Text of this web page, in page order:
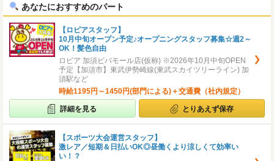
あなたにおすすめのパート
【ロピアスタッフ】
10月中旬オープン予定♪オープニングスタッフ募集☆週2～
OK！髪色自由
ロピア 加須ビバモール店(仮称) ※2026年10月中旬OPEN
予定【加須市】東武伊勢崎線(東武スカイツリーライン) 加
須駅など
時給1195円～1450円(部門による)＋交通費（社内規定）
詳細を見る とりあえず保存
【スポーツ大会運営スタッフ】
激レア／短期＆日払いOK◎昼働くより涼しくて効率い
い！？